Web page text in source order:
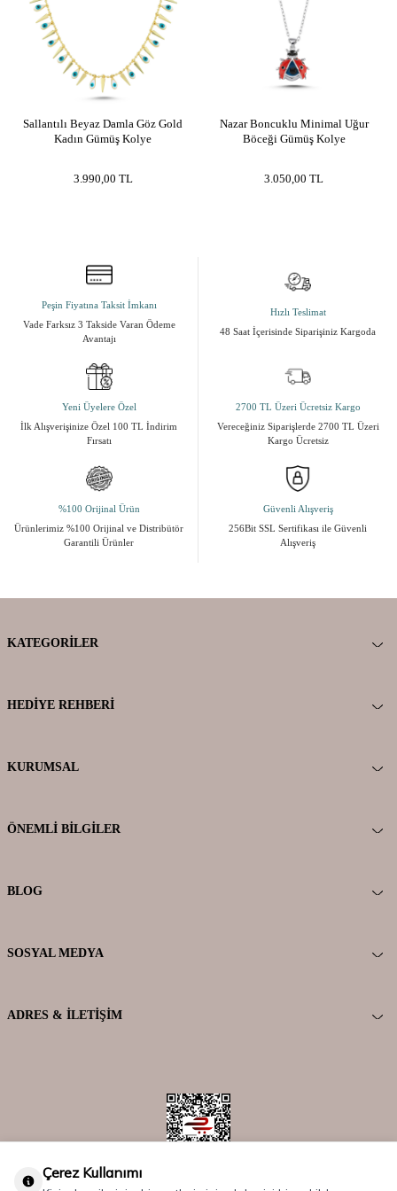
Sallantılı Beyaz Damla Göz Gold
Kadın Gümüş Kolye
3.990,00 TL
Nazar Boncuklu Minimal Uğur
Böceği Gümüş Kolye
3.050,00 TL
Peşin Fiyatına Taksit İmkanı
Vade Farksız 3 Takside Varan Ödeme
Avantajı
Hızlı Teslimat
48 Saat İçerisinde Siparişiniz Kargoda
Yeni Üyelere Özel
İlk Alışverişinize Özel 100 TL İndirim
Fırsatı
2700 TL Üzeri Ücretsiz Kargo
Vereceğiniz Siparişlerde 2700 TL Üzeri
Kargo Ücretsiz
%100 Orijinal Ürün
Ürünlerimiz %100 Orijinal ve Distribütör
Garantili Ürünler
Güvenli Alışveriş
256Bit SSL Sertifikası ile Güvenli
Alışveriş
KATEGORILER
HEDIYE REHBERI
KURUMSAL
ÖNEMLI BILGILER
BLOG
SOSYAL MEDYA
ADRES & İLETIŞIM
Çerez Kullanımı